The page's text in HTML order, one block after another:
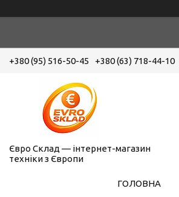
+380 (95) 516-50-45 +380 (63) 718-44-10
Євро Склад — інтернет-магазин
техніки з Європи
ГОЛОВНА